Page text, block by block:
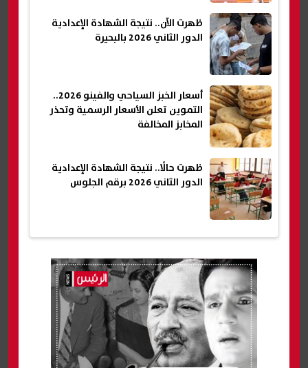
ظهرت الآن.. نتيجة الشهادة الإعدادية
الدور الثاني 2026 بالبحيرة
أسعار الخبز السياحي والفينو 2026..
التموين تعلن الأسعار الرسمية وتحذر
المخابز المخالفة
ظهرت حالًا.. نتيجة الشهادة الإعدادية
الدور الثاني 2026 برقم الجلوس